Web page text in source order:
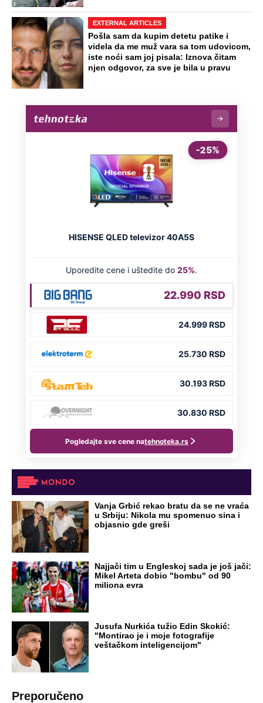
EXTERNAL ARTICLES
Pošla sam da kupim detetu patike i
videla da me muž vara sa tom udovicom,
iste noći sam joj pisala: Iznova čitam
njen odgovor, za sve je bila u pravu
Vanja Grbić rekao bratu da se ne vraća
u Srbiju: Nikola mu spomenuo sina i
objasnio gde greši
Najjači tim u Engleskoj sada je još jači:
Mikel Arteta dobio "bombu" od 90
miliona evra
Jusufa Nurkića tužio Edin Skokić:
"Montirao je i moje fotografije
veštačkom inteligencijom"
Preporučeno